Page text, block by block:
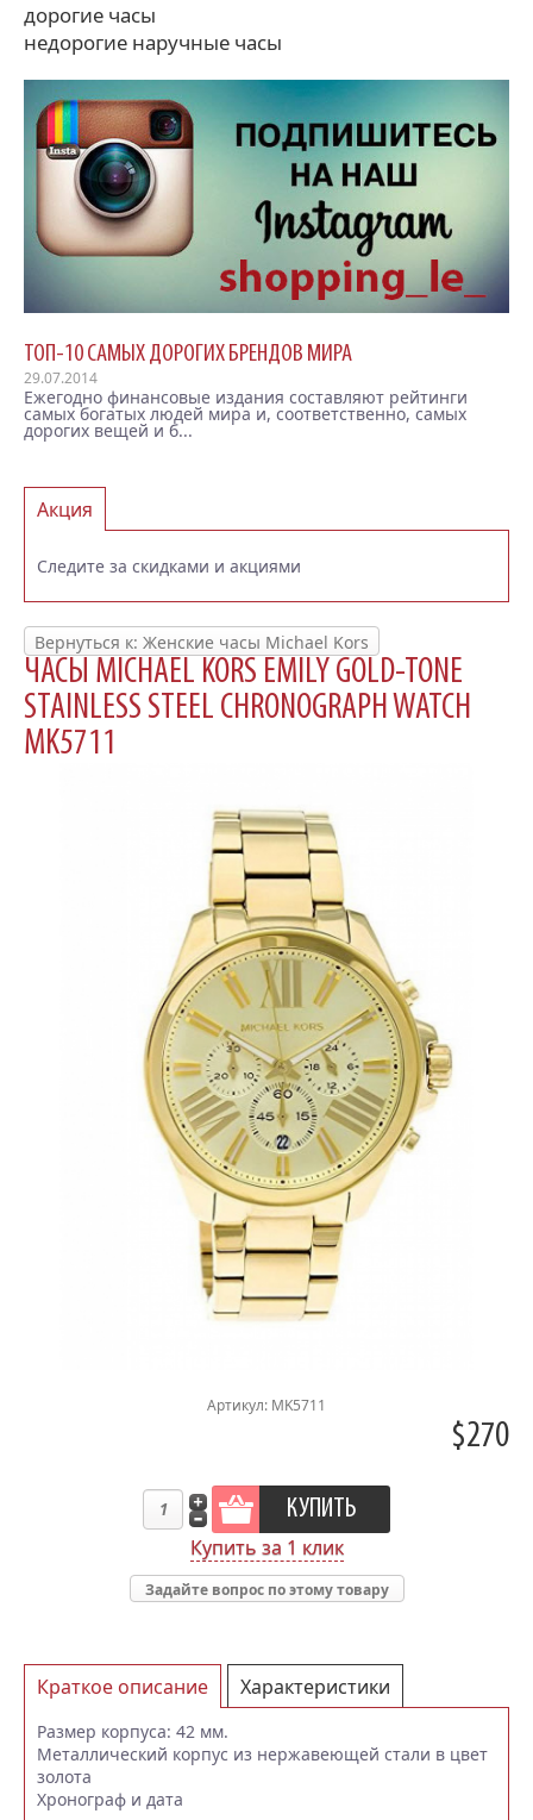
дорогие часы
недорогие наручные часы
ТОП-10 САМЫХ ДОРОГИХ БРЕНДОВ МИРА
29.07.2014
Ежегодно финансовые издания составляют рейтинги
самых богатых людей мира и, соответственно, самых
дорогих вещей и б...
Акция
Следите за скидками и акциями
Вернуться к: Женские часы Michael Kors
ЧАСЫ MICHAEL KORS EMILY GOLD-TONE
STAINLESS STEEL CHRONOGRAPH WATCH
MK5711
Артикул: MK5711
$270
Купить за 1 клик
Задайте вопрос по этому товару
Краткое описание
Размер корпуса: 42 мм.
Металлический корпус из нержавеющей стали в цвет
золота
Хронограф и дата
Характеристики
Отзывы (0)